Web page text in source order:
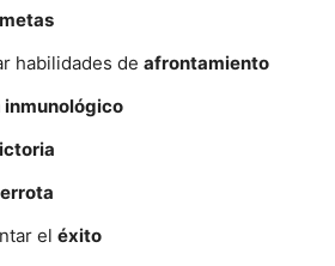
habilidades de afrontamiento
inmunológico
el éxito